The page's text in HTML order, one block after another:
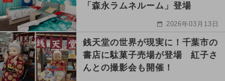
「森永ラムネルーム」登場
2026年03月13日
銭天堂の世界が現実に！千葉市の
書店に駄菓子売場が登場 紅子さ
んとの撮影会も開催！